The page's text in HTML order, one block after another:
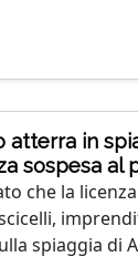
atterra in
sospesa al
che la
spiaggia di